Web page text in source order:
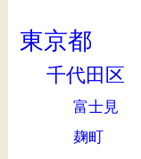
東京都
千代田区
富士見
麹町